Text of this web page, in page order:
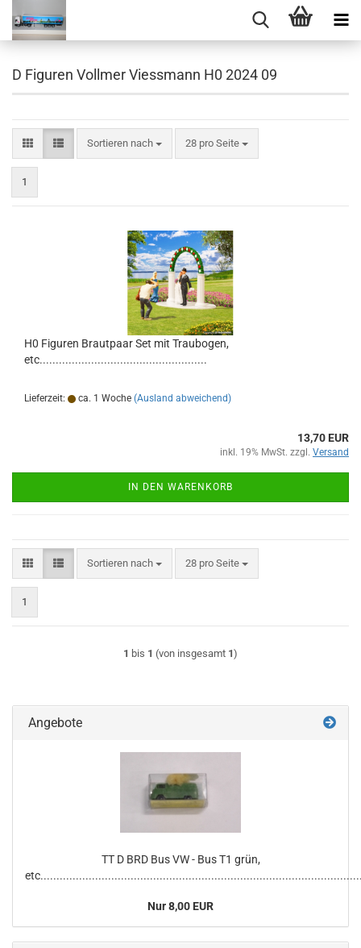
D Figuren Vollmer Viessmann H0 2024 09
Sortieren nach
Sortieren nach 28 pro Seite
pro Seite
1
H0 Figuren Brautpaar Set mit Traubogen,
etc....................................................
Lieferzeit: ca. 1 Woche (Ausland abweichend)
13,70 EUR
inkl. 19% MwSt. zzgl. Versand
IN DEN WARENKORB
Sortieren nach
Sortieren nach 28 pro Seite
pro Seite
1
1 bis 1 (von insgesamt 1)
Angebote
TT D BRD Bus VW - Bus T1 grün,
Nur 8,00 EUR